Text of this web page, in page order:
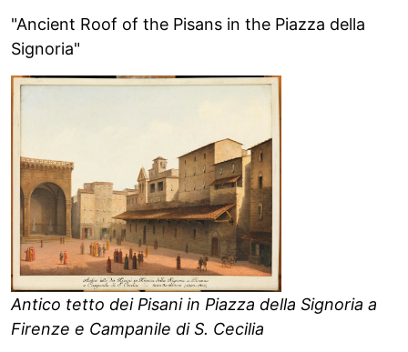
"Ancient Roof of the Pisans in the Piazza della
Signoria"
Antico tetto dei Pisani in Piazza della Signoria a
Firenze e Campanile di S. Cecilia